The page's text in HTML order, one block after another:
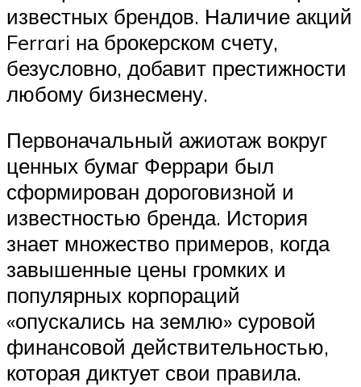
известных брендов. Наличие акций
Ferrari на брокерском счету,
безусловно, добавит престижности
любому бизнесмену.
Первоначальный ажиотаж вокруг
ценных бумаг Феррари был
сформирован дороговизной и
известностью бренда. История
знает множество примеров, когда
завышенные цены громких и
популярных корпораций
«опускались на землю» суровой
финансовой действительностью,
которая диктует свои правила.